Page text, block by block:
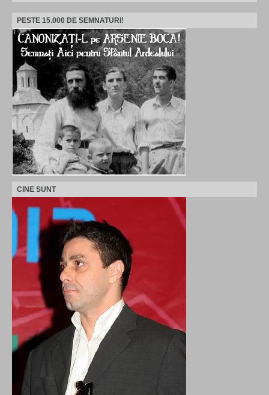
PESTE 15.000 DE SEMNATURI!
CINE SUNT